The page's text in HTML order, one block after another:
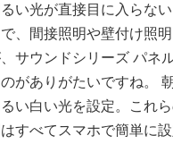
い光が直接目に入らな
、間接照明や壁付け照
サウンドシリーズ パネ
がありがたいですね。
い白い光を設定。これ
すべてスマホで簡単に